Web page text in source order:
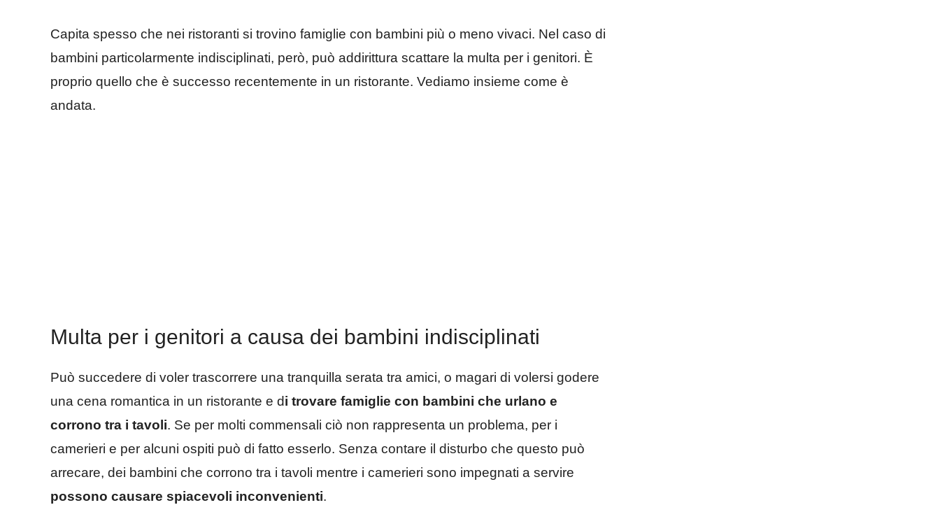
Capita spesso che nei ristoranti si trovino famiglie con bambini più o meno vivaci. Nel caso di
bambini particolarmente indisciplinati, però, può addirittura scattare la multa per i genitori. È
proprio quello che è successo recentemente in un ristorante. Vediamo insieme come è
andata.
Multa per i genitori a causa dei bambini indisciplinati
Può succedere di voler trascorrere una tranquilla serata tra amici, o magari di volersi godere
una cena romantica in un ristorante e di trovare famiglie con bambini che urlano e
corrono tra i tavoli. Se per molti commensali ciò non rappresenta un problema, per i
camerieri e per alcuni ospiti può di fatto esserlo. Senza contare il disturbo che questo può
arrecare, dei bambini che corrono tra i tavoli mentre i camerieri sono impegnati a servire
possono causare spiacevoli inconvenienti.